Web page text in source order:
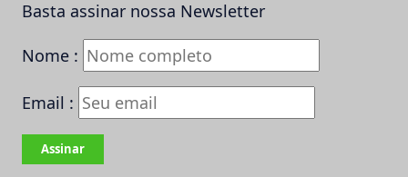
Basta assinar nossa Newsletter
Nome :
Email :